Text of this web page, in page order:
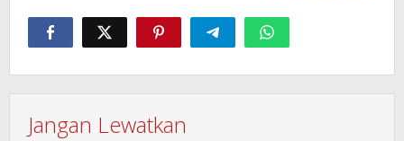
Jangan Lewatkan